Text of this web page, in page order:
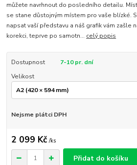
můžete navrhnout do posledního detailu.
se stane důstojným místem pro vaše blízké.
napsat vaší představu a náš grafik vám zašle
korekci, teprve po samotn... celý popis
Dostupnost
7-10 pr. dní
Velikost
Nejsme plátci DPH
2 099 Kč /ks
Přidat do košíku